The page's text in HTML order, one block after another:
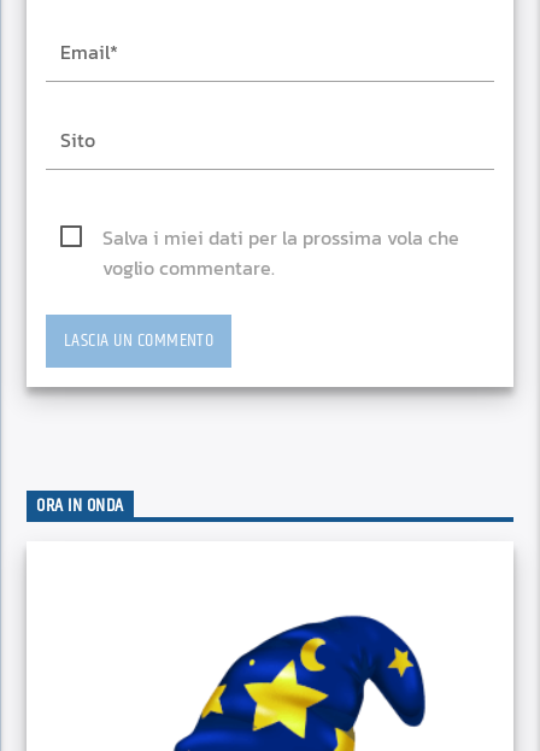
Salva i miei dati per la prossima vola che
voglio commentare.
ORA IN ONDA